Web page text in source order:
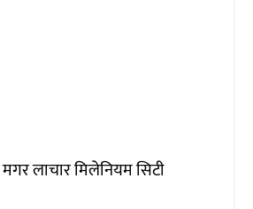
लाचार मिलेनियम सिटी